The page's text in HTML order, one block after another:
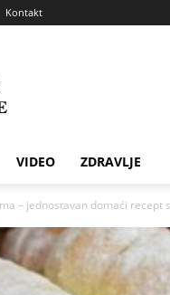
Kontakt
VIDEO ZDRAVLJE
– jednostavan domaći recept